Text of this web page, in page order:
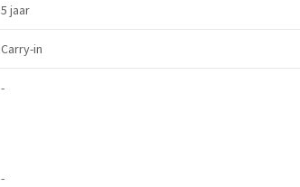
5 jaar
Carry-in
-
-